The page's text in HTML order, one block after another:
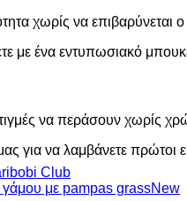
Club
γάμου με pampas grass
χωρίς να
με ένα εντυπωσιακό
να περάσουν χωρίς
για να λαμβάνετε πρώτοι